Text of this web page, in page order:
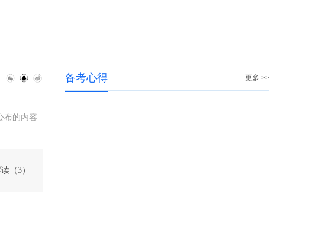
布的内容
（3）
备考心得 更多 >>